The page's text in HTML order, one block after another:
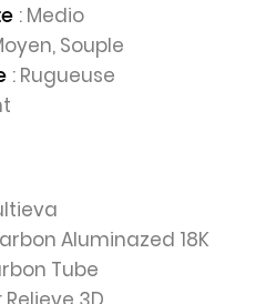
: Medio
Souple
: Rugueuse
Aluminazed 18K
Tube